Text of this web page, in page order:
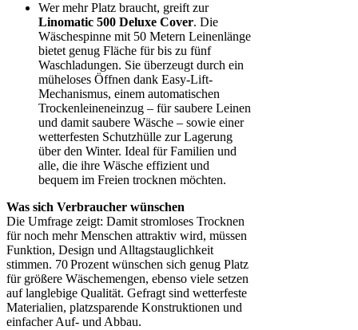
Wer mehr Platz braucht, greift zur
Linomatic 500 Deluxe Cover. Die
Wäschespinne mit 50 Metern Leinenlänge
bietet genug Fläche für bis zu fünf
Waschladungen. Sie überzeugt durch ein
müheloses Öffnen dank Easy-Lift-
Mechanismus, einem automatischen
Trockenleineneinzug – für saubere Leinen
und damit saubere Wäsche – sowie einer
wetterfesten Schutzhülle zur Lagerung
über den Winter. Ideal für Familien und
alle, die ihre Wäsche effizient und
bequem im Freien trocknen möchten.
Was sich Verbraucher wünschen
Die Umfrage zeigt: Damit stromloses Trocknen
für noch mehr Menschen attraktiv wird, müssen
Funktion, Design und Alltagstauglichkeit
stimmen. 70 Prozent wünschen sich genug Platz
für größere Wäschemengen, ebenso viele setzen
auf langlebige Qualität. Gefragt sind wetterfeste
Materialien, platzsparende Konstruktionen und
einfacher Auf- und Abbau.